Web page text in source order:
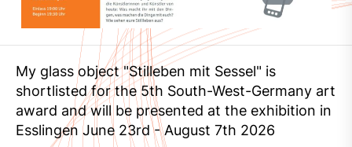
My glass object "Stilleben mit Sessel" is
shortlisted for the 5th South-West-Germany art
award and will be presented at the exhibition in
Esslingen June 23rd - August 7th 2026